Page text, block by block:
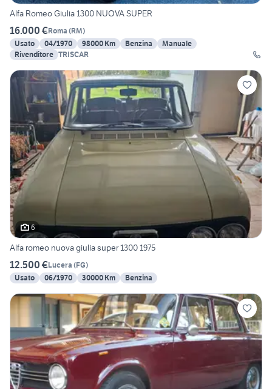
Alfa Romeo Giulia 1300 NUOVA SUPER
16.000 €Roma (RM)
Usato
04/1970 98000 Km Benzina
Manuale
Rivenditore TRISCAR
6
Alfa romeo nuova giulia super 1300 1975
12.500 €Lucera (FG)
Usato
06/1970 30000 Km Benzina